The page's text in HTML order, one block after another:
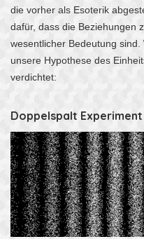
die vorher als Esoterik
dafür, dass die Beziehungen
wesentlicher Bedeutung
unsere Hypothese des
verdichtet:
Doppelspalt Experiment